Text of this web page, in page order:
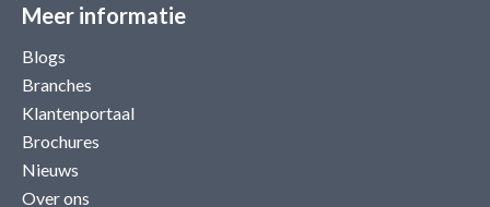
Meer informatie
Blogs
Branches
Klantenportaal
Brochures
Nieuws
Over ons